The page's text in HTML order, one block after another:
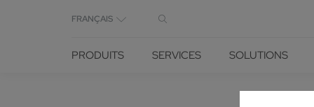
FRANÇAIS
PRODUITS SERVICES SOLUTIONS